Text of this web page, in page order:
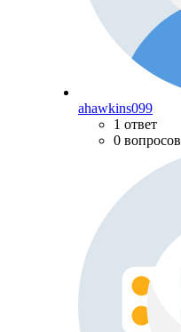
ahawkins099
1 ответ
0 вопросов